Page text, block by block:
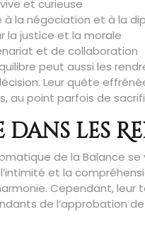
et curieuse
la négociation et à la
la justice et la morale
et de collaboration
peut aussi les
Leur quête
au point parfois de
dans les
de la Balance
et la
Cependant, leur
de l’approbation